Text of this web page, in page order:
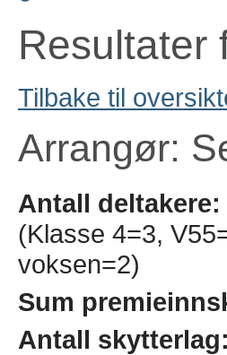
Resultater
Tilbake til
Arrangør:
Antall deltakere:
(Klasse 4=3,
voksen=2)
Sum
Antall skytterlag: